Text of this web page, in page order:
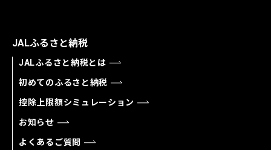
JALふるさと納税
JALふるさと納税とは
初めてのふるさと納税
控除上限額シミュレーション
お知らせ
よくあるご質問